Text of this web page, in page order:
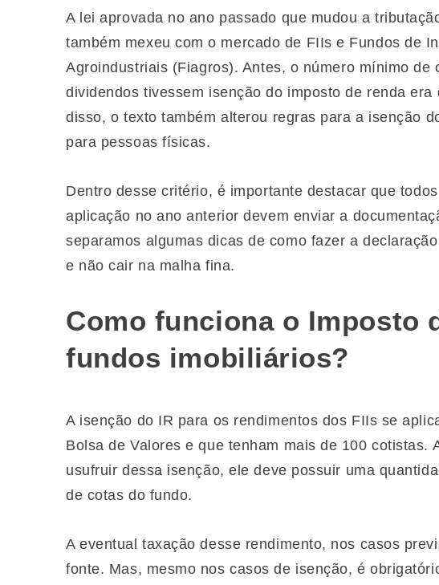
A lei aprovada no ano passado que mudou a
também mexeu com o mercado de FIIs e Fundos de
Agroindustriais (Fiagros). Antes, o número mínimo de
dividendos tivessem isenção do imposto de renda
disso, o texto também alterou regras para a isenção
para pessoas físicas.
Dentro desse critério, é importante destacar que
aplicação no ano anterior devem enviar a
separamos algumas dicas de como fazer a
e não cair na malha fina.
Como funciona o Imposto
fundos imobiliários?
A isenção do IR para os rendimentos dos FIIs se
Bolsa de Valores e que tenham mais de 100 cotistas.
usufruir dessa isenção, ele deve possuir uma
de cotas do fundo.
A eventual taxação desse rendimento, nos casos
fonte. Mas, mesmo nos casos de isenção, é